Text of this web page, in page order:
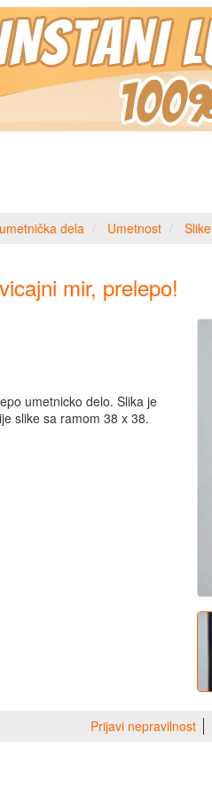
dela Umetnost Slike
mir, prelepo!
umetnicko delo. Slika je
slike sa ramom 38 x 38.
Prijavi nepravilnost